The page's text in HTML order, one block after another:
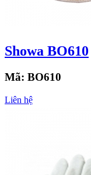
Showa BO610
Mã: BO610
Liên hệ